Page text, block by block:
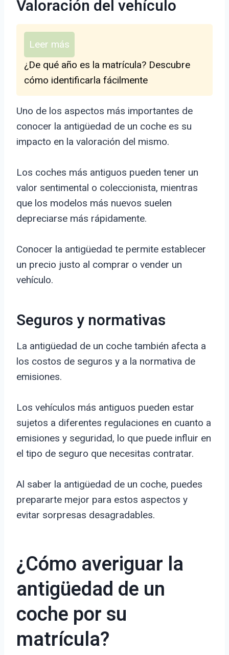
Valoración del vehículo
Leer más
¿De qué año es la matrícula? Descubre
cómo identificarla fácilmente
Uno de los aspectos más importantes de
conocer la antigüedad de un coche es su
impacto en la valoración del mismo.
Los coches más antiguos pueden tener un
valor sentimental o coleccionista, mientras
que los modelos más nuevos suelen
depreciarse más rápidamente.
Conocer la antigüedad te permite establecer
un precio justo al comprar o vender un
vehículo.
Seguros y normativas
La antigüedad de un coche también afecta a
los costos de seguros y a la normativa de
emisiones.
Los vehículos más antiguos pueden estar
sujetos a diferentes regulaciones en cuanto a
emisiones y seguridad, lo que puede influir en
el tipo de seguro que necesitas contratar.
Al saber la antigüedad de un coche, puedes
prepararte mejor para estos aspectos y
evitar sorpresas desagradables.
¿Cómo averiguar la
antigüedad de un
coche por su
matrícula?